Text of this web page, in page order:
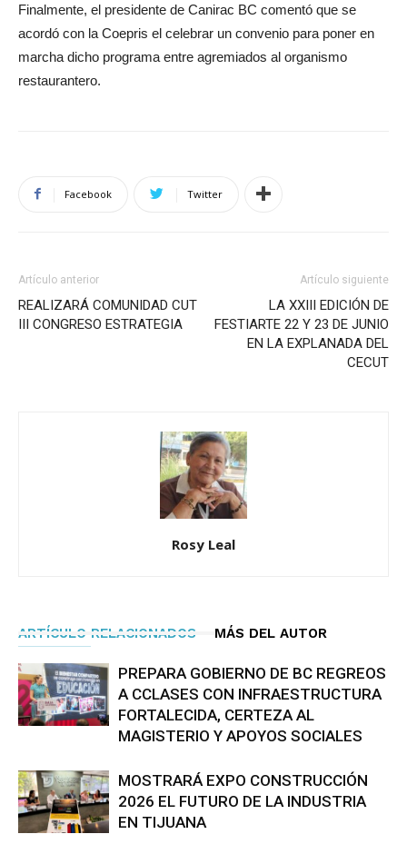
Finalmente, el presidente de Canirac BC comentó que se
acordó con la Coepris el celebrar un convenio para poner en
marcha dicho programa entre agremiados al organismo
restaurantero.
Facebook Twitter
Artículo anterior
REALIZARÁ COMUNIDAD CUT
III CONGRESO ESTRATEGIA
Artículo siguiente
LA XXIII EDICIÓN DE
FESTIARTE 22 Y 23 DE JUNIO
EN LA EXPLANADA DEL
CECUT
Rosy Leal
ARTÍCULO RELACIONADOS MÁS DEL AUTOR
PREPARA GOBIERNO DE BC REGREOS
A CCLASES CON INFRAESTRUCTURA
FORTALECIDA, CERTEZA AL
MAGISTERIO Y APOYOS SOCIALES
MOSTRARÁ EXPO CONSTRUCCIÓN
2026 EL FUTURO DE LA INDUSTRIA
EN TIJUANA